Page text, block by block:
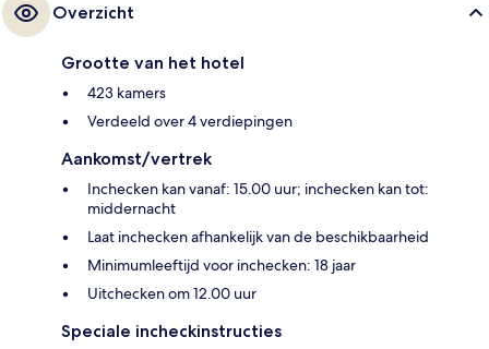
Overzicht
Grootte van het hotel
423 kamers
Verdeeld over 4 verdiepingen
Aankomst/vertrek
Inchecken kan vanaf: 15.00 uur; inchecken kan tot:
middernacht
Laat inchecken afhankelijk van de beschikbaarheid
Minimumleeftijd voor inchecken: 18 jaar
Uitchecken om 12.00 uur
Speciale incheckinstructies